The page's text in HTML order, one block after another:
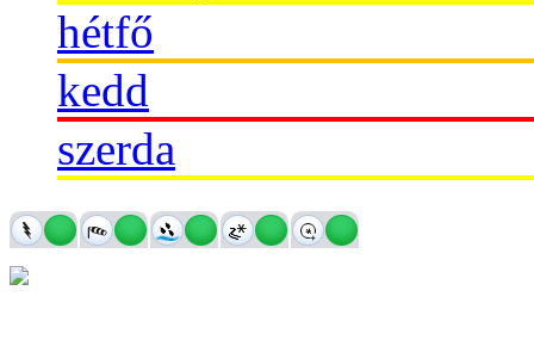
hétfő
kedd
szerda